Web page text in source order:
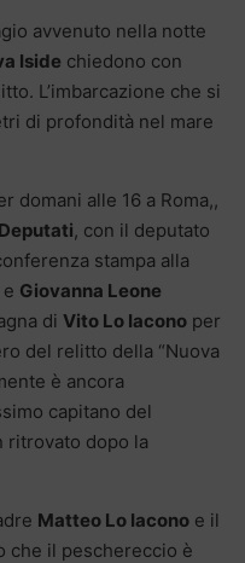
avvenuto nella notte
Iside chiedono con
L’imbarcazione che si
di profondità nel mare
domani alle 16 a Roma,,
, con il deputato
stampa alla
e Giovanna Leone
di Vito Lo Iacono per
del relitto della “Nuova
è ancora
capitano del
ritrovato dopo la
Matteo Lo Iacono e il
che il peschereccio è